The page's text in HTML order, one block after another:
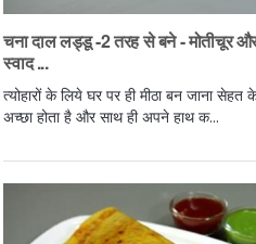
चना दाल लड्डू -2 तरह से बने - मोतीचूर
स्वाद ...
त्योहारों के लिये घर पर ही मीठा बन जाना सेहत
अच्छा होता है और साथ ही अपने हाथ क...